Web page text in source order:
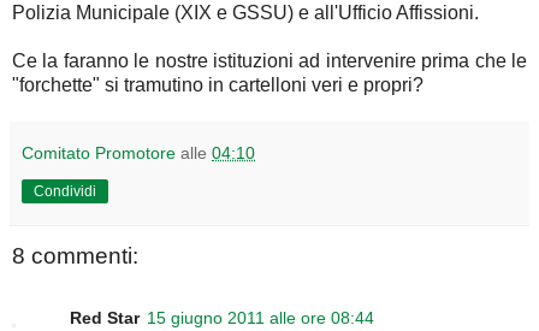
Polizia Municipale (XIX e GSSU) e all'Ufficio Affissioni.
Ce la faranno le nostre istituzioni ad intervenire prima che le
"forchette" si tramutino in cartelloni veri e propri?
Comitato Promotore alle 04:10
Condividi
8 commenti:
Red Star 15 giugno 2011 alle ore 08:44